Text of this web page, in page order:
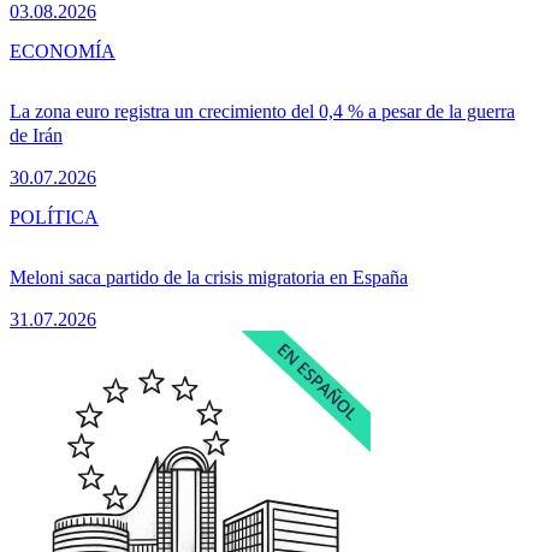
03.08.2026
La zona euro registra un crecimiento del 0,4 % a pesar de la guerra
de Irán
30.07.2026
ECONOMÍA
Meloni saca partido de la crisis migratoria en España
31.07.2026
POLÍTICA